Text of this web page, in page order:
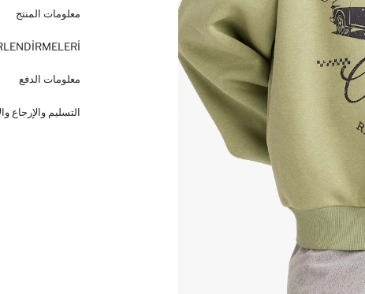
معلومات المنتج
معلومات الدفع
التسليم والإرجاع